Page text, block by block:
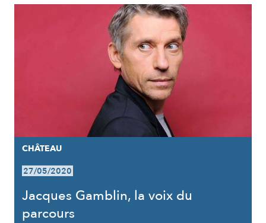
CHÂTEAU
27/05/2020
Jacques Gamblin, la voix du
parcours